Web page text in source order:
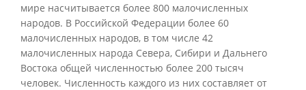
мире насчитывается более 800 малочисленных
народов. В Российской Федерации более 60
малочисленных народов, в том числе 42
малочисленных народа Севера, Сибири и Дальнего
Востока общей численностью более 200 тысяч
человек. Численность каждого из них составляет от